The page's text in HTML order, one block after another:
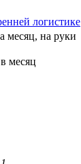
логистике
месяц, на руки
месяц